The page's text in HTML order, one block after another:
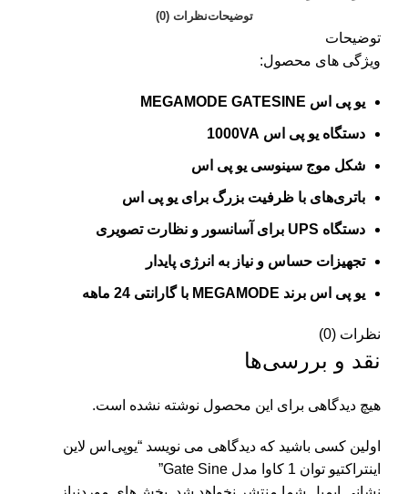
توضیحاتنظرات (0)
توضیحات
ویژگی های محصول:
یو پی اس MEGAMODE GATESINE
دستگاه یو پی اس 1000VA
شکل موج سینوسی یو پی اس
باتری‌های با ظرفیت بزرگ برای یو پی اس
دستگاه UPS برای آسانسور و نظارت تصویری
تجهیزات حساس و نیاز به انرژی پایدار
یو پی اس برند MEGAMODE با گارانتی 24 ماهه
نظرات (0)
نقد و بررسی‌ها
هیچ دیدگاهی برای این محصول نوشته نشده است.
اولین کسی باشید که دیدگاهی می نویسد “یو‌پی‌اس لاین
اینتراکتیو توان 1 کاوا مدل Gate Sine”